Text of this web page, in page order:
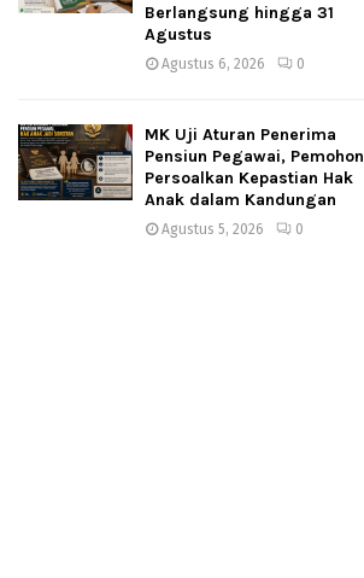
Berlangsung hingga 31
Agustus
Agustus 6, 2026 0
MK Uji Aturan Penerima
Pensiun Pegawai, Pemohon
Persoalkan Kepastian Hak
Anak dalam Kandungan
Agustus 5, 2026 0